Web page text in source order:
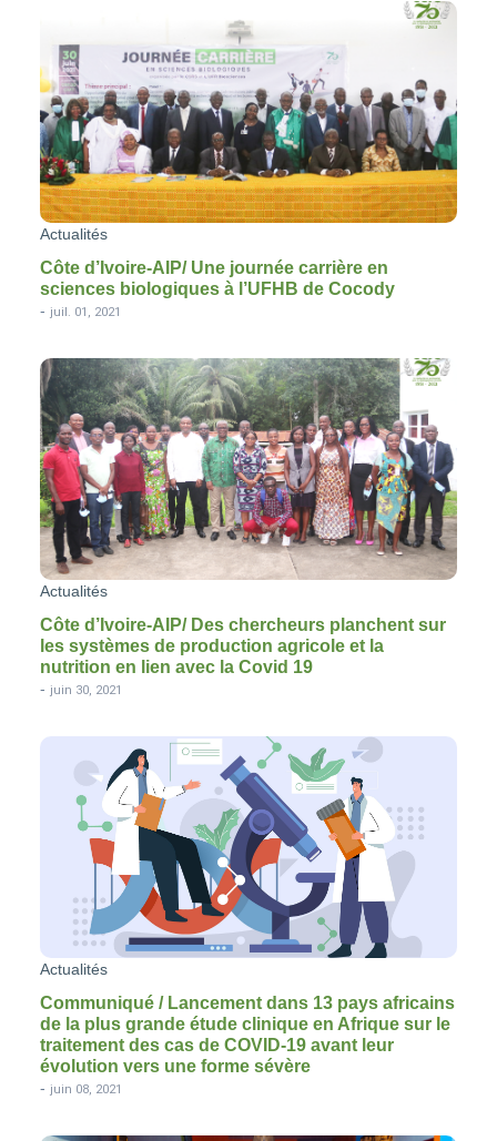
Actualités
Côte d’Ivoire-AIP/ Une journée carrière en
sciences biologiques à l’UFHB de Cocody
- juil. 01, 2021
Actualités
Côte d’Ivoire-AIP/ Des chercheurs planchent sur
les systèmes de production agricole et la
nutrition en lien avec la Covid 19
- juin 30, 2021
Actualités
Communiqué / Lancement dans 13 pays africains
de la plus grande étude clinique en Afrique sur le
traitement des cas de COVID-19 avant leur
évolution vers une forme sévère
- juin 08, 2021